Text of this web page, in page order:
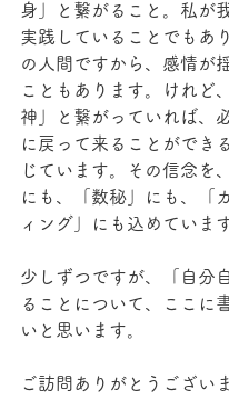
身」と繋がること。私が
実践していることでもあ
の人間ですから、感情が
こともあります。けれど
神」と繋がっていれば、
に戻って来ることができ
じています。その信念を
にも、「数秘」にも、「
ィング」にも込めています
少しずつですが、「自分
ることについて、ここに
いと思います。
ご訪問ありがとうござい